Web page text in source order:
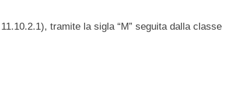
tramite la sigla “M” seguita dalla classe